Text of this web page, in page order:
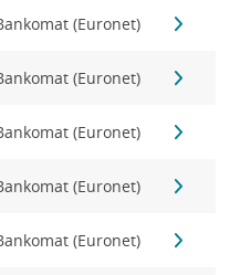
(Euronet)
(Euronet)
(Euronet)
(Euronet)
(Euronet)